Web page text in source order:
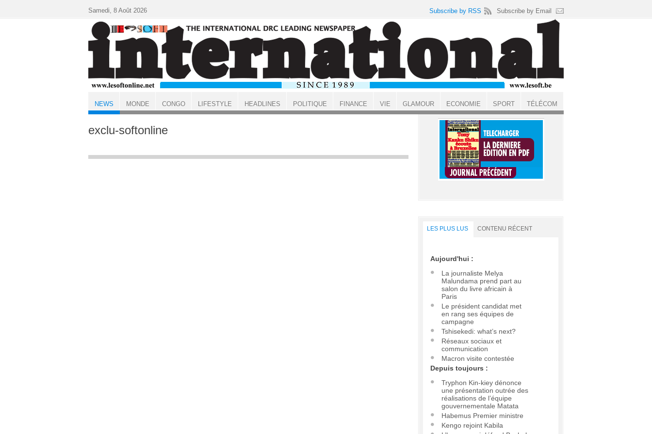
ACCUEIL NEWS
exclu-softonline
LES PLUS LUS CONTENU RÉCENT
Aujourd'hui :
La journaliste Melya
Malundama prend part au
salon du livre africain à
Paris
Le président candidat met
en rang ses équipes de
campagne
Tshisekedi: what’s next?
Réseaux sociaux et
communication
Macron visite contestée
Depuis toujours :
Tryphon Kin-kiey dénonce
une présentation outrée des
réalisations de l’équipe
gouvernementale Matata
Habemus Premier ministre
Kengo rejoint Kabila
Samedi, 8 Août 2026 Subscribe by RSS Subscribe by Email
NEWS MONDE CONGO LIFESTYLE HEADLINES POLITIQUE FINANCE VIE GLAMOUR ECONOMIE SPORT TÉLÉCOM